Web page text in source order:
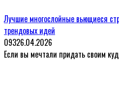
Лучшие многослойные вьющиеся
трендовых идей
09326.04.2026
Если вы мечтали придать своим